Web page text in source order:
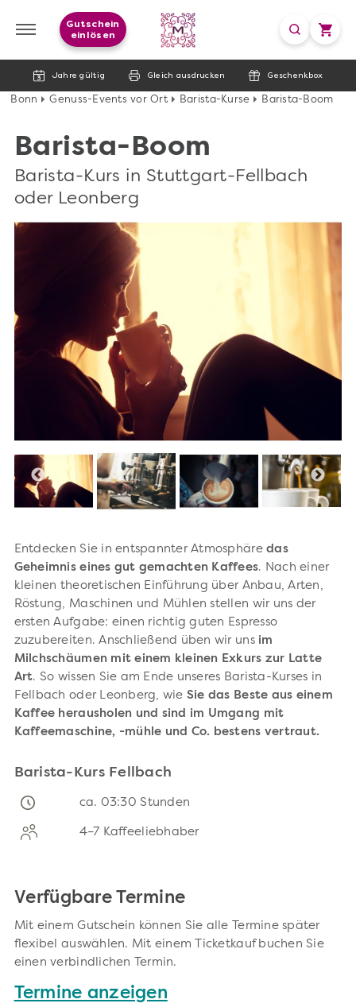
Jahre gültig Gleich ausdrucken Geschenkbox
Gutschein
einlösen
Bonn Genuss-Events vor Ort Barista-Kurse Barista-Boom
Barista-Boom
Barista-Kurs in Stuttgart-Fellbach
oder Leonberg
Entdecken Sie in entspannter Atmosphäredas
Geheimnis eines gut gemachten Kaffees. Nach einer
kleinen theoretischen Einführung über Anbau, Arten,
Röstung, Maschinen und Mühlen stellen wir uns der
ersten Aufgabe: einen richtig guten Espresso
zuzubereiten. Anschließend üben wir uns im
Milchschäumen mit einem kleinen Exkurs zur Latte
Art. So wissen Sie am Ende unseres Barista-Kurses in
Fellbach oder Leonberg, wie Sie das Beste aus einem
Kaffee herausholen und sind im Umgang mit
Kaffeemaschine, -mühle und Co. bestens vertraut.
Barista-Kurs Fellbach
ca. 03:30 Stunden
4–7 Kaffeeliebhaber
Verfügbare Termine
Mit einem Gutschein können Sie alle Termine später
flexibel auswählen. Mit einem Ticketkauf buchen Sie
einen verbindlichen Termin.
Termine anzeigen